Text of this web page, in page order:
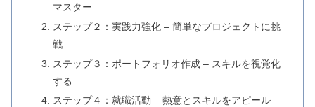
マスター
ステップ２：実践力強化 – 簡単なプロジェクトに挑
戦
ステップ３：ポートフォリオ作成 – スキルを視覚化
する
ステップ４：就職活動 – 熱意とスキルをアピール